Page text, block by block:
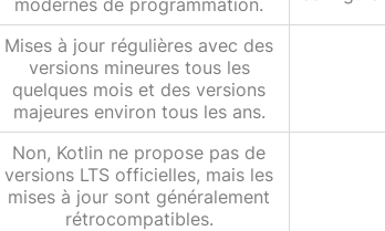
modernes de programmation.
Mises à jour régulières avec des
versions mineures tous les
quelques mois et des versions
majeures environ tous les ans.
Non, Kotlin ne propose pas de
versions LTS officielles, mais les
mises à jour sont généralement
rétrocompatibles.